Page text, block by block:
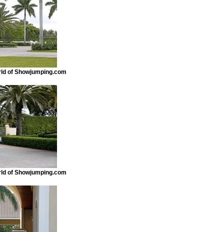
of Showjumping.com
of Showjumping.com